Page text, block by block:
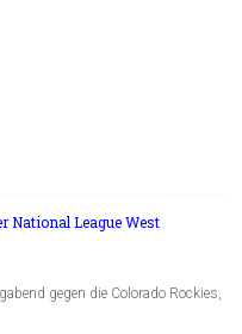
National League West
gegen die Colorado Rockies,